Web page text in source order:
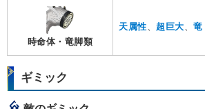
時命体・竜脚類
天属性、超巨大、竜
ギミック